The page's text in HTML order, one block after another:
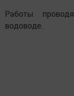
Работы
водоводе.